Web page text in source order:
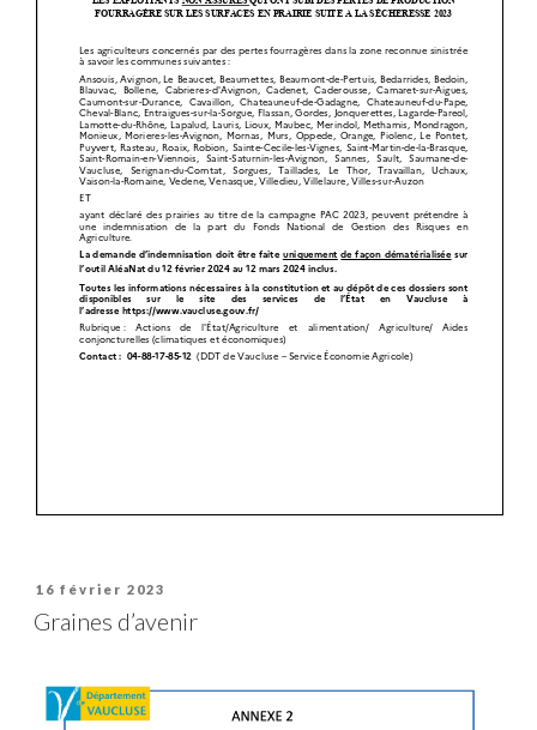
Publié
16 février 2023
Graines d’avenir